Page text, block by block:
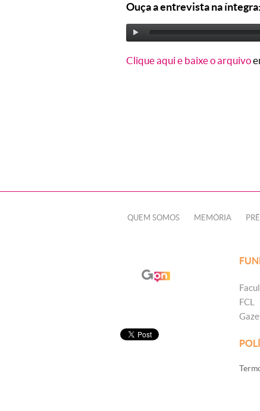
Ouça a entrevista na íntegra:
Clique aqui e baixe o arquivo
QUEM SOMOS MEMÓRIA
FCL